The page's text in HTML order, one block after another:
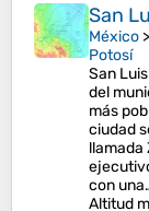
San
México >
Potosí
San
del
más
ciudad
llamada
con
Altitud